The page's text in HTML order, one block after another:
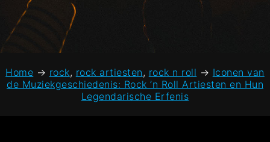
Home → rock, rock artiesten, rock n roll → Iconen van
de Muziekgeschiedenis: Rock ’n Roll Artiesten en Hun
Legendarische Erfenis